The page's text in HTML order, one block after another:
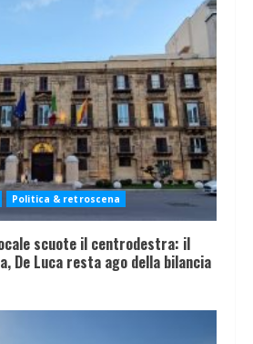
Politica & retroscena
scuote il centrodestra: il
De Luca resta ago della bilancia